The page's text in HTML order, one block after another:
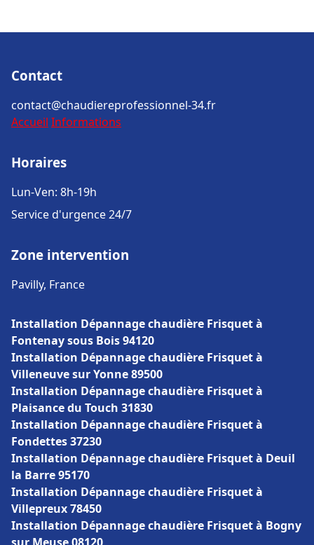
Contact
contact@chaudiereprofessionnel-34.fr
Accueil Informations
Horaires
Lun-Ven: 8h-19h
Service d'urgence 24/7
Zone intervention
Pavilly, France
Installation Dépannage chaudière Frisquet à
Fontenay sous Bois 94120
Installation Dépannage chaudière Frisquet à
Villeneuve sur Yonne 89500
Installation Dépannage chaudière Frisquet à
Plaisance du Touch 31830
Installation Dépannage chaudière Frisquet à
Fondettes 37230
Installation Dépannage chaudière Frisquet à Deuil
la Barre 95170
Installation Dépannage chaudière Frisquet à
Villepreux 78450
Installation Dépannage chaudière Frisquet à Bogny